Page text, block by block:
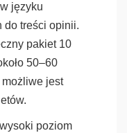
języku
do treści opinii.
pakiet 10
50–60
jest
poziom